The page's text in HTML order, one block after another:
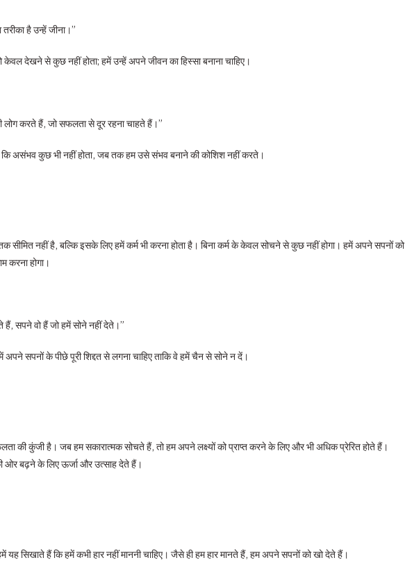
है उन्हें जीना।”
केवल देखने से कुछ नहीं होता; हमें उन्हें अपने जीवन का हिस्सा बनाना चाहिए।
करते हैं, जो सफलता से दूर रहना चाहते हैं।”
असंभव कुछ भी नहीं होता, जब तक हम उसे संभव बनाने की कोशिश नहीं करते।
नहीं है, बल्कि इसके लिए हमें कर्म भी करना होता है। बिना कर्म के केवल सोचने से कुछ नहीं होगा। हमें अपने सपनों को
करना होगा।
सपने वो हैं जो हमें सोने नहीं देते।”
अपने सपनों के पीछे पूरी शिद्दत से लगना चाहिए ताकि वे हमें चैन से सोने न दें।
की कुंजी है। जब हम सकारात्मक सोचते हैं, तो हम अपने लक्ष्यों को प्राप्त करने के लिए और भी अधिक प्रेरित होते हैं।
ओर बढ़ने के लिए ऊर्जा और उत्साह देते हैं।
यह सिखाते हैं कि हमें कभी हार नहीं माननी चाहिए। जैसे ही हम हार मानते हैं, हम अपने सपनों को खो देते हैं।